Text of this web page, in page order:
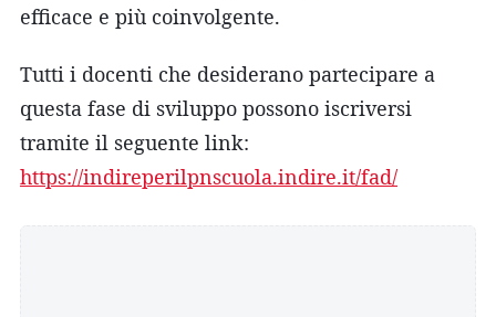
efficace e più coinvolgente.
Tutti i docenti che desiderano partecipare a
questa fase di sviluppo possono iscriversi
tramite il seguente link:
https://indireperilpnscuola.indire.it/fad/